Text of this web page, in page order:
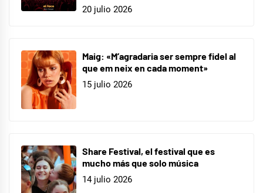
20 julio 2026
Maig: «M’agradaria ser sempre fidel al
que em neix en cada moment»
15 julio 2026
Share Festival, el festival que es
mucho más que solo música
14 julio 2026